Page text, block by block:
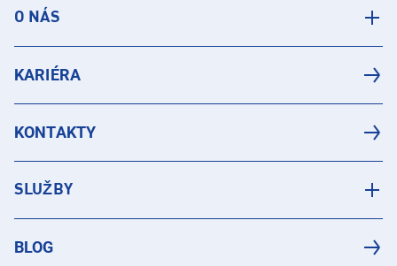
O NÁS
KARIÉRA
KONTAKTY
SLUŽBY
BLOG